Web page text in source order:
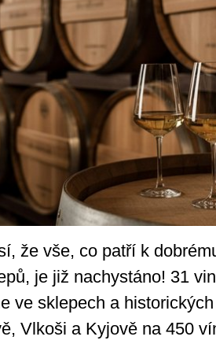
že vše, co patří k
je již nachystáno! 31
ve sklepech a
Vlkoši a Kyjově na 450